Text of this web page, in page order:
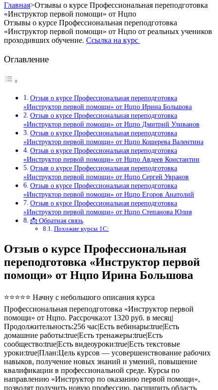
Главная>Отзывы о курсе Профессиональная переподготовка
«Инструктор первой помощи» от Нцпо
Отзывы о курсе Профессиональная переподготовка
«Инструктор первой помощи» от Нцпо от реальных учеников
проходивших обучение. Ссылка на курс
Оглавление
Отзыв о курсе Профессиональная переподготовка
«Инструктор первой помощи» от Нцпо Ирина Большова
Отзыв о курсе Профессиональная переподготовка
«Инструктор первой помощи» от Нцпо Дмитрий Уливанов
Отзыв о курсе Профессиональная переподготовка
«Инструктор первой помощи» от Нцпо Кошерева Валентина
Отзыв о курсе Профессиональная переподготовка
«Инструктор первой помощи» от Нцпо Авдеев Константин
Отзыв о курсе Профессиональная переподготовка
«Инструктор первой помощи» от Нцпо Сергей Увранов
Отзыв о курсе Профессиональная переподготовка
«Инструктор первой помощи» от Нцпо Егоров Анатолий
Отзыв о курсе Профессиональная переподготовка
«Инструктор первой помощи» от Нцпо Степанова Юлия
📩 Обратная связь
Похожие курсы 1С:
Отзыв о курсе Профессиональная
переподготовка «Инструктор первой
помощи» от Нцпо Ирина Большова
⭐⭐⭐⭐⭐ Начну с небольшого описания курса
Профессиональная переподготовка «Инструктор первой
помощи» от Нцпо. Рассрочка:от 1320 руб. в месяц|
Продолжительность:256 час|Есть вебинары:true|Есть
домашние работы:true|Есть тренажеры:true|Есть
сообщество:true|Есть видеоуроки:true|Есть текстовые
уроки:true|План:Цель курсов — усовершенствование рабочих
навыков, получение новых знаний и умений, повышение
квалификации в профессиональной среде. Курсы по
направлению «Инструктор по оказанию первой помощи»,
позволят получить новую профессию, расширить область